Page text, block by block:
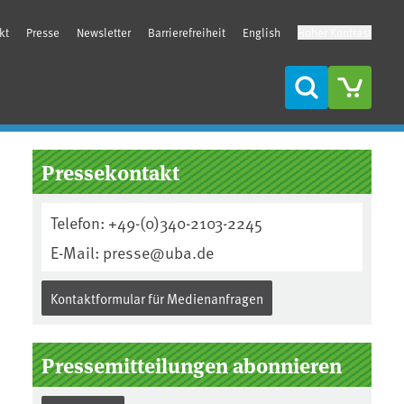
Presse Newsletter Barrierefreiheit English
Suche
Seitenleiste
Pressekontakt
Telefon: +49-(0)340-2103-2245
E-Mail: presse@uba.de
Kontaktformular für Medienanfragen
Pressemitteilungen abonnieren